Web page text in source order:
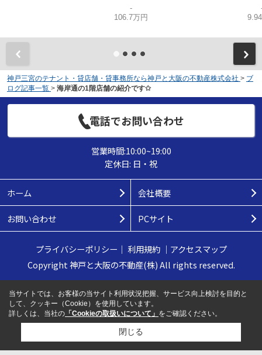
-
106.7万円
神戸三宮のテナント・貸店舗・貸事務所なら神戸と大阪の不動産株式会社 > ブ
ログ記事一覧 > 海岸通の1階店舗の紹介です✩
電話でお問い合わせ
営業時間:10:00~19:00
定休日: 日・祝
ホーム 会社概要
お問い合わせ PCサイト
プライバシーポリシー ｜ 利用規約｜ アクセスマップ
Copyright 神戸と大阪の不動産(株) All rights reserved.
当サイトでは、お客様の当サイト利用状況把握、サービス向上検討を目的と
して、クッキー（Cookie）を使用しています。
詳しくは、当社の 「Cookieの取扱いについて」 をご確認ください。
閉じる